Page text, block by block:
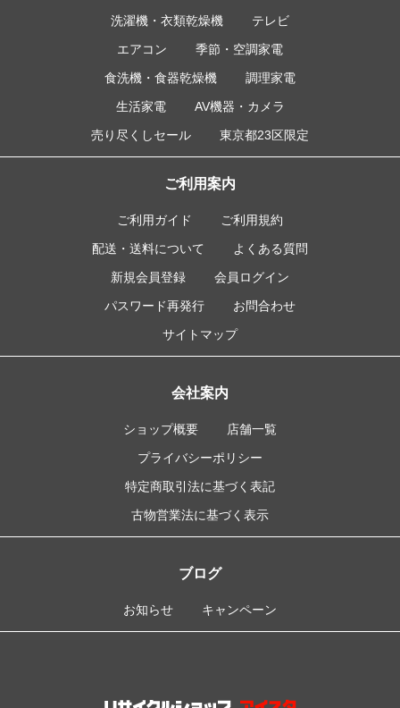
洗濯機・衣類乾燥機
テレビ
エアコン
季節・空調家電
食洗機・食器乾燥機
調理家電
生活家電
AV機器・カメラ
売り尽くしセール
東京都23区限定
ご利用案内
ご利用ガイド
ご利用規約
配送・送料について
よくある質問
新規会員登録
会員ログイン
パスワード再発行
お問合わせ
サイトマップ
会社案内
ショップ概要
店舗一覧
プライバシーポリシー
特定商取引法に基づく表記
古物営業法に基づく表示
ブログ
お知らせ キャンペーン